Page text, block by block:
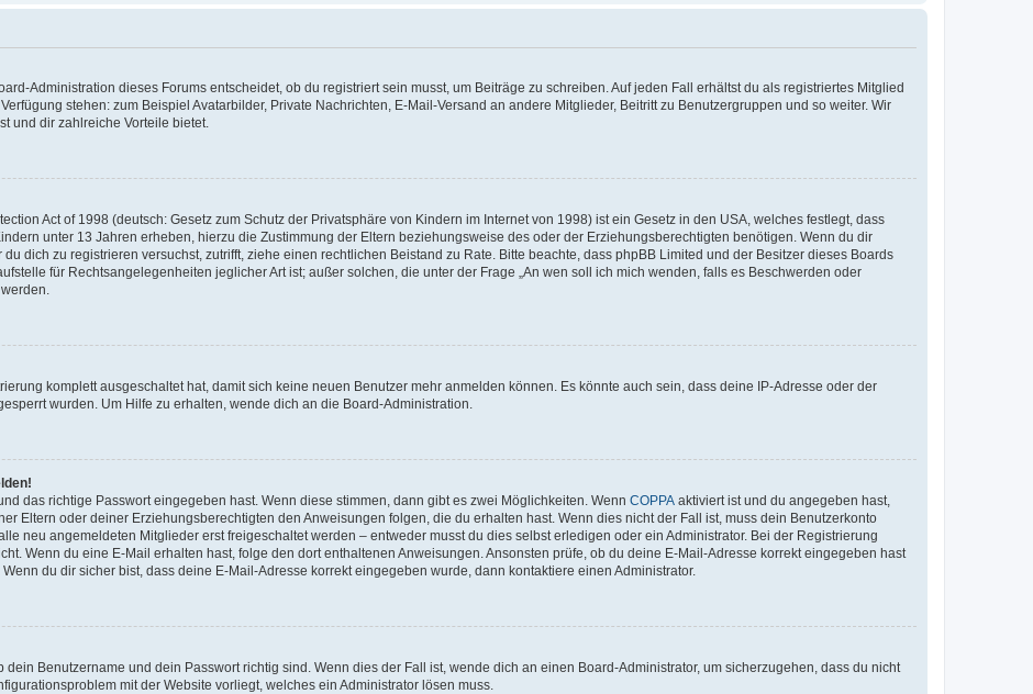
Administration dieses Forums entscheidet, ob du registriert sein musst, um Beiträge zu schreiben. Auf jeden Fall erhältst du als registriertes Mitglied
stehen: zum Beispiel Avatarbilder, Private Nachrichten, E-Mail-Versand an andere Mitglieder, Beitritt zu Benutzergruppen und so weiter. Wir
und dir zahlreiche Vorteile bietet.
Act of 1998 (deutsch: Gesetz zum Schutz der Privatsphäre von Kindern im Internet von 1998) ist ein Gesetz in den USA, welches festlegt, dass
unter 13 Jahren erheben, hierzu die Zustimmung der Eltern beziehungsweise des oder der Erziehungsberechtigten benötigen. Wenn du dir
dich zu registrieren versuchst, zutrifft, ziehe einen rechtlichen Beistand zu Rate. Bitte beachte, dass phpBB Limited und der Besitzer dieses Boards
für Rechtsangelegenheiten jeglicher Art ist; außer solchen, die unter der Frage „An wen soll ich mich wenden, falls es Beschwerden oder
komplett ausgeschaltet hat, damit sich keine neuen Benutzer mehr anmelden können. Es könnte auch sein, dass deine IP-Adresse oder der
wurden. Um Hilfe zu erhalten, wende dich an die Board-Administration.
das richtige Passwort eingegeben hast. Wenn diese stimmen, dann gibt es zwei Möglichkeiten. Wenn COPPA aktiviert ist und du angegeben hast,
Eltern oder deiner Erziehungsberechtigten den Anweisungen folgen, die du erhalten hast. Wenn dies nicht der Fall ist, muss dein Benutzerkonto
neu angemeldeten Mitglieder erst freigeschaltet werden – entweder musst du dies selbst erledigen oder ein Administrator. Bei der Registrierung
Wenn du eine E-Mail erhalten hast, folge den dort enthaltenen Anweisungen. Ansonsten prüfe, ob du deine E-Mail-Adresse korrekt eingegeben hast
du dir sicher bist, dass deine E-Mail-Adresse korrekt eingegeben wurde, dann kontaktiere einen Administrator.
Benutzername und dein Passwort richtig sind. Wenn dies der Fall ist, wende dich an einen Board-Administrator, um sicherzugehen, dass du nicht
mit der Website vorliegt, welches ein Administrator lösen muss.